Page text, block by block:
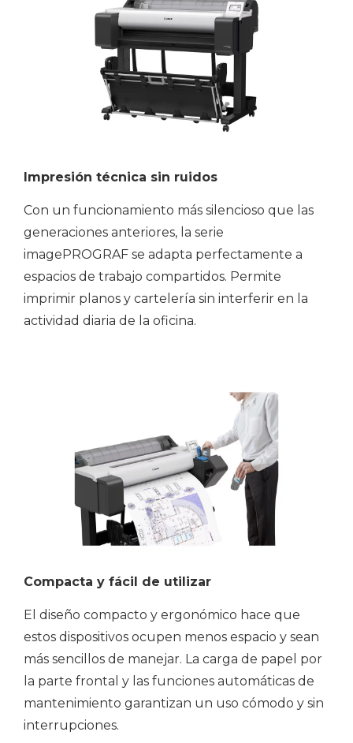
Impresión técnica sin ruidos
Con un funcionamiento más silencioso que las
generaciones anteriores, la serie
imagePROGRAF se adapta perfectamente a
espacios de trabajo compartidos. Permite
imprimir planos y cartelería sin interferir en la
actividad diaria de la oficina.
Compacta y fácil de utilizar
El diseño compacto y ergonómico hace que
estos dispositivos ocupen menos espacio y sean
más sencillos de manejar. La carga de papel por
la parte frontal y las funciones automáticas de
mantenimiento garantizan un uso cómodo y sin
interrupciones.